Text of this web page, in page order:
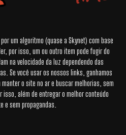
um algoritmo (quase a Skynet) com base
por isso, um ou outro item pode fugir do
na velocidade da luz dependendo das
Se você usar os nossos links, ganhamos
o site no ar e buscar melhorias, sem
isso, além de entregar o melhor conteúdo
e sem propagandas.